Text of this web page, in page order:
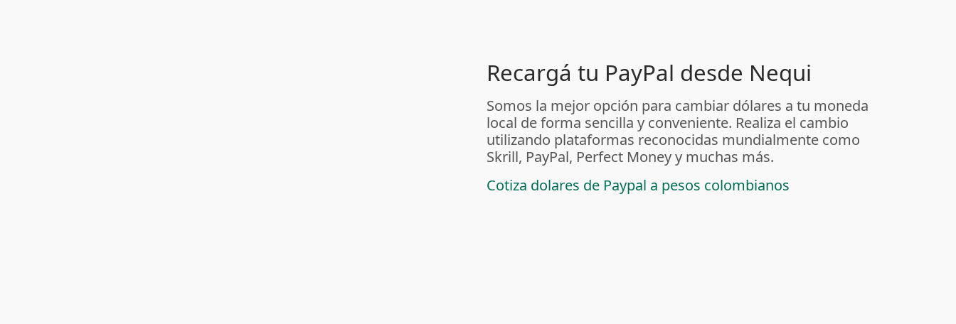
Recargá tu PayPal desde Nequi
Somos la mejor opción para cambiar dólares a tu moneda
local de forma sencilla y conveniente. Realiza el cambio
utilizando plataformas reconocidas mundialmente como
Skrill, PayPal, Perfect Money y muchas más.
Cotiza dolares de Paypal a pesos colombianos